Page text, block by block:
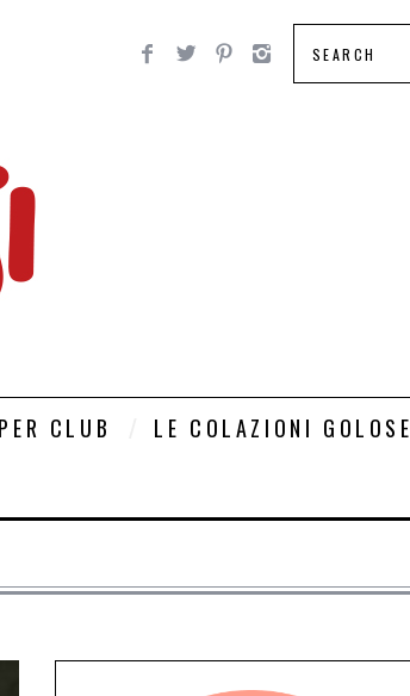
CLUB
LE COLAZIONI GOLOSE